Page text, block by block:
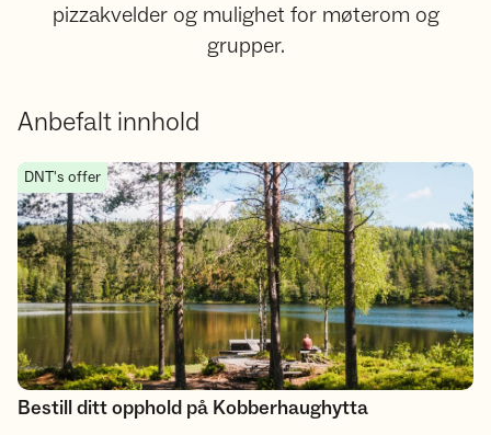
pizzakvelder og mulighet for møterom og
grupper.
Anbefalt innhold
Bestill ditt opphold på Kobberhaughytta
DNT's offer
Bestill ditt opphold på Kobberhaughytta